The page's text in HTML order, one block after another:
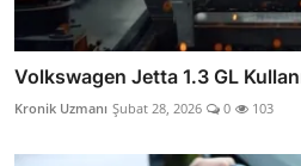
Volkswagen Jetta 1.3 GL
Kronik Uzmanı Şubat 28, 2026 0 103